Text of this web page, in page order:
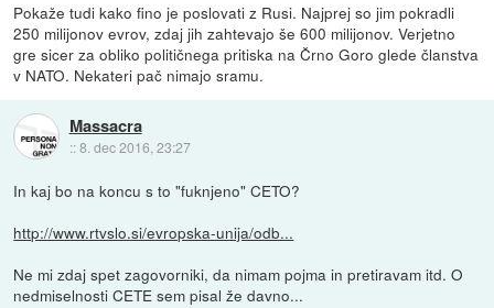
Pokaže tudi kako fino je poslovati z Rusi. Najprej so jim pokradli
250 milijonov evrov, zdaj jih zahtevajo še 600 milijonov. Verjetno
gre sicer za obliko političnega pritiska na Črno Goro glede članstva
v NATO. Nekateri pač nimajo sramu.
Massacra
::8. dec 2016, 23:27
In kaj bo na koncu s to "fuknjeno" CETO?
http://www.rtvslo.si/evropska-unija/odb...
Ne mi zdaj spet zagovorniki, da nimam pojma in pretiravam itd. O
nedmiselnosti CETE sem pisal že davno...